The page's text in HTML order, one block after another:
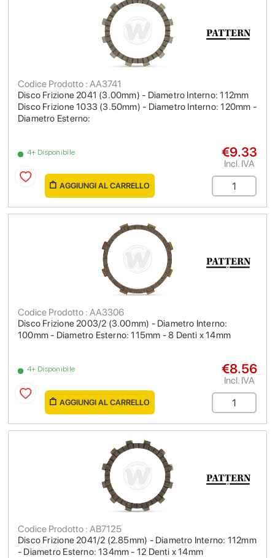
Disco Frizione 2041 (3.00mm) - Diametro Interno: 112mm
Disco Frizione 1033 (3.50mm) - Diametro Interno: 120mm -
Diametro Esterno:
Codice Prodotto : AA3741
4+ Disponibile €9.33
Incl. IVA
AGGIUNGI AL CARRELLO
Disco Frizione 2003/2 (3.00mm) - Diametro Interno:
100mm - Diametro Esterno: 115mm - 8 Denti x 14mm
Codice Prodotto : AA3306
4+ Disponibile €8.56
Incl. IVA
AGGIUNGI AL CARRELLO
Disco Frizione 2041/2 (2.85mm) - Diametro Interno: 112mm
- Diametro Esterno: 134mm - 12 Denti x 14mm
Codice Prodotto : AB7125